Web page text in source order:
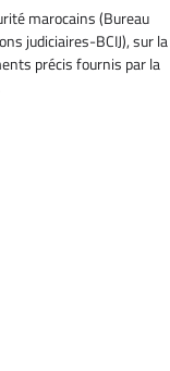
marocains (Bureau
judiciaires-BCIJ), sur la
précis fournis par la